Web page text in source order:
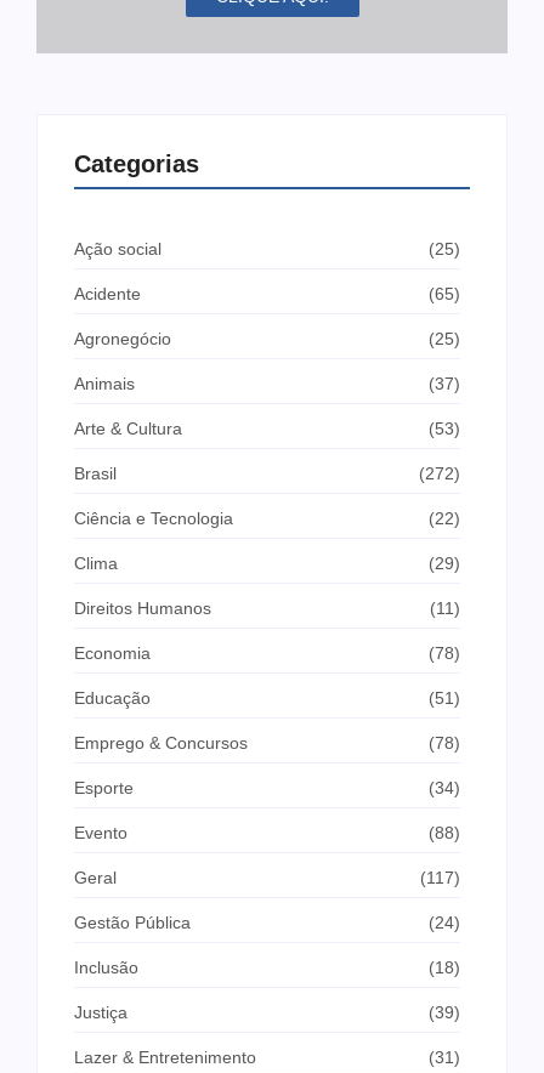
Categorias
Ação social (25)
Acidente (65)
Agronegócio (25)
Animais (37)
Arte & Cultura (53)
Brasil (272)
Ciência e Tecnologia (22)
Clima (29)
Direitos Humanos (11)
Economia (78)
Educação (51)
Emprego & Concursos (78)
Esporte (34)
Evento (88)
Geral (117)
Gestão Pública (24)
Inclusão (18)
Justiça (39)
Lazer & Entretenimento (31)